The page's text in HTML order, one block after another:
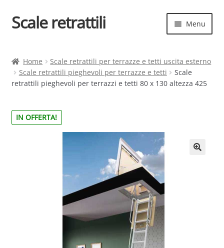
Vai
alla
Vai
al
Scale retrattili Menu
il
child
Contatti
Elenco scale
menu
Home
Scale retrattili per terrazze e tetti uscita esterno
Scale retrattili pieghevoli per terrazze e tetti
Scale
retrattili pieghevoli per terrazzi e tetti 80 x 130 altezza 425
IN OFFERTA!